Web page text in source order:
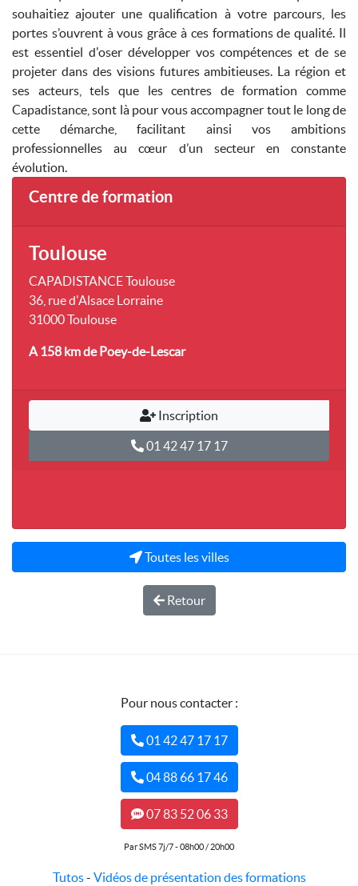
souhaitiez ajouter une qualification à votre parcours, les
portes s’ouvrent à vous grâce à ces formations de qualité. Il
est essentiel d'oser développer vos compétences et de se
projeter dans des visions futures ambitieuses. La région et
ses acteurs, tels que les centres de formation comme
Capadistance, sont là pour vous accompagner tout le long de
cette démarche, facilitant ainsi vos ambitions
professionnelles au cœur d’un secteur en constante
évolution.
Centre de formation
Toulouse
CAPADISTANCE Toulouse
36, rue d'Alsace Lorraine
31000 Toulouse
A 158 kmde Poey-de-Lescar
Inscription
01 42 47 17 17
Toutes les villes
Retour
Pour nous contacter :
01 42 47 17 17
04 88 66 17 46
07 83 52 06 33
Par SMS 7j/7 - 08h00 / 20h00
Tutos- Vidéos de présentation des formations